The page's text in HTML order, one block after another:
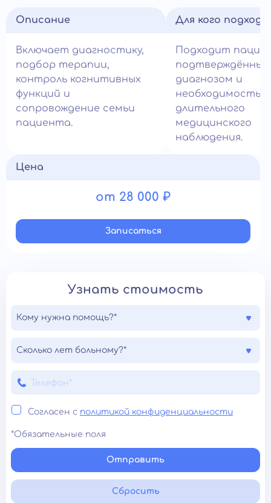
Описание
Включает диагностику,
подбор терапии,
контроль когнитивных
функций и
сопровождение семьи
пациента.
Для кого
Подходит
подтверждённым
диагнозом и
необходимостью
длительного
медицинского
наблюдения.
Цена
от 28 000 ₽
Записатьcя
Узнать стоимость
Кому нужна помощь?*
Сколько лет больному?*
Согласен с политикой конфиденциальности
*Обязательные поля
Отправить
Сбросить